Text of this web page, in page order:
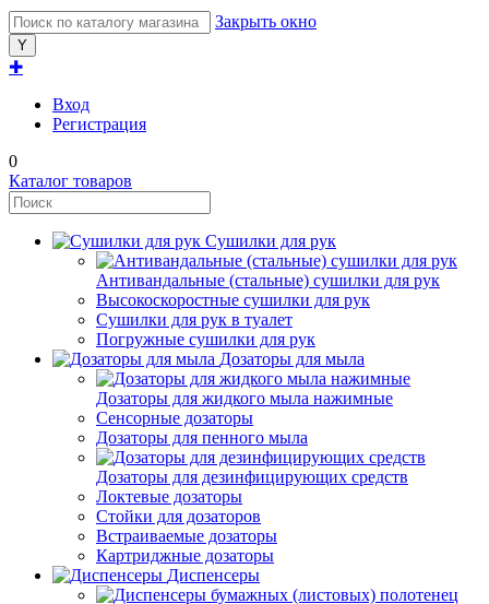
Закрыть окно
✚
Вход
Регистрация
0
Каталог товаров
Сушилки для рук
Антивандальные (стальные) сушилки для рук
Высокоскоростные сушилки для рук
Сушилки для рук в туалет
Погружные сушилки для рук
Дозаторы для мыла
Дозаторы для жидкого мыла нажимные
Сенсорные дозаторы
Дозаторы для пенного мыла
Дозаторы для дезинфицирующих средств
Локтевые дозаторы
Стойки для дозаторов
Встраиваемые дозаторы
Картриджные дозаторы
Диспенсеры